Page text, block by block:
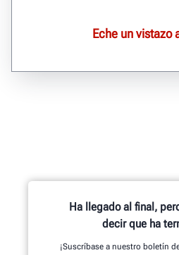
Eche un vistazo
Ha llegado al final,
decir que ha
¡Suscríbase a nuestro boletín